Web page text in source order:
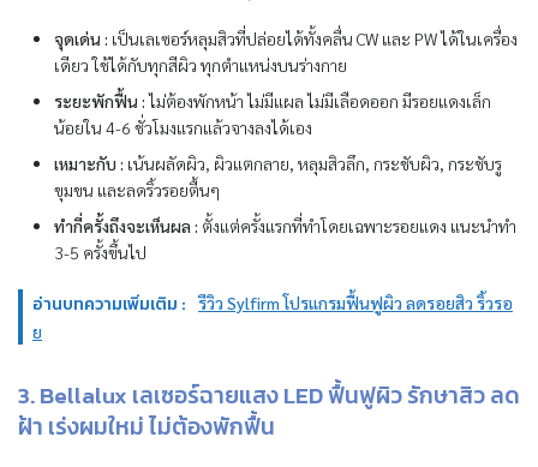
จุดเด่น : เป็นเลเซอร์หลุมสิวที่ปล่อยได้ทั้งคลื่น CW และ PW ได้ในเครื่อง
เดียว ใช้ได้กับทุกสีผิว ทุกตำแหน่งบนร่างกาย
ระยะพักฟื้น :ไม่ต้องพักหน้า ไม่มีแผล ไม่มีเลือดออก มีรอยแดงเล็ก
น้อยใน 4-6 ชั่วโมงแรกแล้วจางลงได้เอง
เหมาะกับ : เน้นผลัดผิว, ผิวแตกลาย, หลุมสิวลึก, กระชับผิว, กระชับรู
ขุมขน และลดริ้วรอยตื้นๆ
ทำกี่ครั้งถึงจะเห็นผล : ตั้งแต่ครั้งแรกที่ทำโดยเฉพาะรอยแดง แนะนำทำ
3-5 ครั้งขึ้นไป
อ่านบทความเพิ่มเติม :
รีวิว Sylfirm โปรแกรมฟื้นฟูผิว ลดรอยสิว ริ้วรอ
ย
3. Bellalux เลเซอร์ฉายแสง LED ฟื้นฟูผิว รักษาสิว ลด
ฝ้า เร่งผมใหม่ ไม่ต้องพักฟื้น